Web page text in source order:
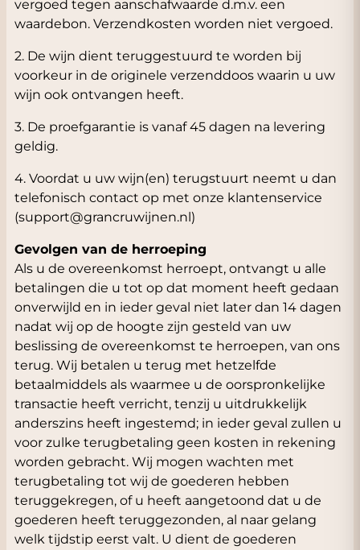
vergoed tegen aanschafwaarde d.m.v. een
waardebon. Verzendkosten worden niet vergoed.
2. De wijn dient teruggestuurd te worden bij
voorkeur in de originele verzenddoos waarin u uw
wijn ook ontvangen heeft.
3. De proefgarantie is vanaf 45 dagen na levering
geldig.
4. Voordat u uw wijn(en) terugstuurt neemt u dan
telefonisch contact op met onze klantenservice
(support@grancruwijnen.nl)
Gevolgen van de herroeping
Als u de overeenkomst herroept, ontvangt u alle
betalingen die u tot op dat moment heeft gedaan
onverwijld en in ieder geval niet later dan 14 dagen
nadat wij op de hoogte zijn gesteld van uw
beslissing de overeenkomst te herroepen, van ons
terug. Wij betalen u terug met hetzelfde
betaalmiddels als waarmee u de oorspronkelijke
transactie heeft verricht, tenzij u uitdrukkelijk
anderszins heeft ingestemd; in ieder geval zullen u
voor zulke terugbetaling geen kosten in rekening
worden gebracht. Wij mogen wachten met
terugbetaling tot wij de goederen hebben
teruggekregen, of u heeft aangetoond dat u de
goederen heeft teruggezonden, al naar gelang
welk tijdstip eerst valt. U dient de goederen